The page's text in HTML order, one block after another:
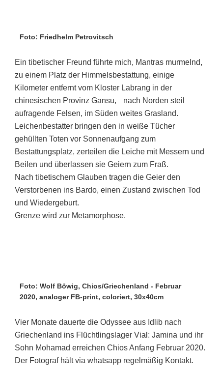
Foto: Friedhelm Petrovitsch
Ein tibetischer Freund führte mich, Mantras murmelnd,
zu einem Platz der Himmelsbestattung, einige
Kilometer entfernt vom Kloster Labrang in der
chinesischen Provinz Gansu, nach Norden steil
aufragende Felsen, im Süden weites Grasland.
Leichenbestatter bringen den in weiße Tücher
gehüllten Toten vor Sonnenaufgang zum
Bestattungsplatz, zerteilen die Leiche mit Messern und
Beilen und überlassen sie Geiern zum Fraß.
Nach tibetischem Glauben tragen die Geier den
Verstorbenen ins Bardo, einen Zustand zwischen Tod
und Wiedergeburt.
Grenze wird zur Metamorphose.
Foto: Wolf Böwig, Chios/Griechenland - Februar
2020, analoger FB-print, coloriert, 30x40cm
Vier Monate dauerte die Odyssee aus Idlib nach
Griechenland ins Flüchtlingslager Vial: Jamina und ihr
Sohn Mohamad erreichen Chios Anfang Februar 2020.
Der Fotograf hält via whatsapp regelmäßig Kontakt.